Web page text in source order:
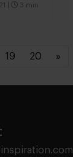
3 min
19 20 »